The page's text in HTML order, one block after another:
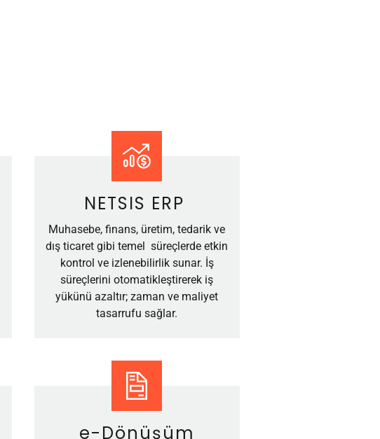
NETSIS ERP
Muhasebe, finans, üretim, tedarik ve
dış ticaret gibi temel süreçlerde etkin
kontrol ve izlenebilirlik sunar. İş
süreçlerini otomatikleştirerek iş
yükünü azaltır; zaman ve maliyet
tasarrufu sağlar.
e-Dönüşüm